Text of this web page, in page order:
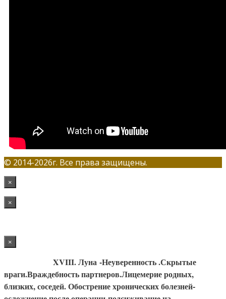
© 2014-2026г. Все права защищены.
×
×
×
XVIII. Луна -Неуверенность .Скрытые
враги.Враждебность партнеров.Лицемерие родных,
близких, соседей. Обострение хронических болезней-